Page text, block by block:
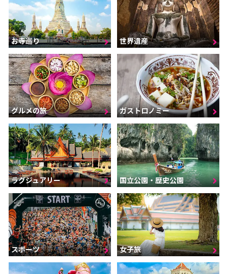
お寺巡り 世界遺産
グルメの旅 ガストロノミー
ラグジュアリー 国立公園・歴史公園
スポーツ 女子旅